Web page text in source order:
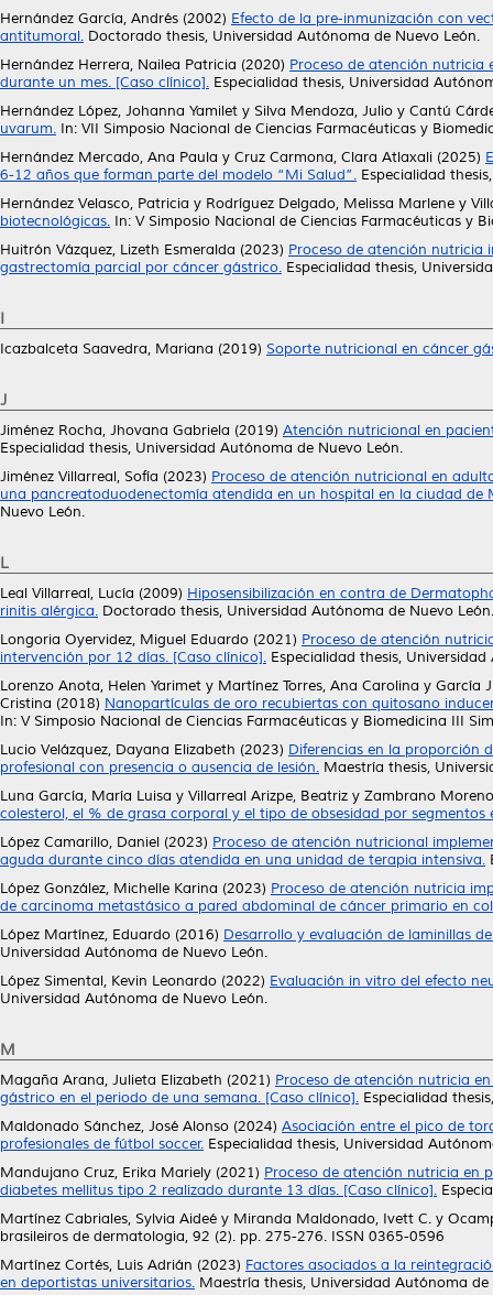
Hernández García, Andrés (2002) Efecto de la pre-inmunización con
antitumoral. Doctorado thesis, Universidad Autónoma de Nuevo León.
Hernández Herrera, Nailea Patricia (2020) Proceso de atención
durante un mes. [Caso clínico]. Especialidad thesis, Universidad
Hernández López, Johanna Yamilet y Silva Mendoza, Julio y Cantú
uvarum. In: VII Simposio Nacional de Ciencias Farmacéuticas y
Hernández Mercado, Ana Paula y Cruz Carmona, Clara Atlaxali (2025)
6-12 años que forman parte del modelo “Mi Salud”. Especialidad
Hernández Velasco, Patricia y Rodríguez Delgado, Melissa Marlene y
biotecnológicas. In: V Simposio Nacional de Ciencias Farmacéuticas y
Huitrón Vázquez, Lizeth Esmeralda (2023) Proceso de atención nutricia
gastrectomía parcial por cáncer gástrico. Especialidad thesis,
I
Icazbalceta Saavedra, Mariana (2019) Soporte nutricional en cáncer
J
Jiménez Rocha, Jhovana Gabriela (2019) Atención nutricional en
Especialidad thesis, Universidad Autónoma de Nuevo León.
Jiménez Villarreal, Sofía (2023) Proceso de atención nutricional en
una pancreatoduodenectomía atendida en un hospital en la ciudad de
Nuevo León.
L
Leal Villarreal, Lucía (2009) Hiposensibilización en contra de
rinitis alérgica. Doctorado thesis, Universidad Autónoma de Nuevo León.
Longoria Oyervidez, Miguel Eduardo (2021) Proceso de atención
intervención por 12 días. [Caso clínico]. Especialidad thesis,
Lorenzo Anota, Helen Yarimet y Martínez Torres, Ana Carolina y García
Cristina (2018) Nanopartículas de oro recubiertas con quitosano
In: V Simposio Nacional de Ciencias Farmacéuticas y Biomedicina III
Lucio Velázquez, Dayana Elizabeth (2023) Diferencias en la proporción
profesional con presencia o ausencia de lesión. Maestría thesis,
Luna García, María Luisa y Villarreal Arizpe, Beatriz y Zambrano
colesterol, el % de grasa corporal y el tipo de obsesidad por segmentos
López Camarillo, Daniel (2023) Proceso de atención nutricional
aguda durante cinco días atendida en una unidad de terapia intensiva.
López González, Michelle Karina (2023) Proceso de atención nutricia
de carcinoma metastásico a pared abdominal de cáncer primario en
López Martínez, Eduardo (2016) Desarrollo y evaluación de laminillas
Universidad Autónoma de Nuevo León.
López Simental, Kevin Leonardo (2022) Evaluación in vitro del efecto
Universidad Autónoma de Nuevo León.
M
Magaña Arana, Julieta Elizabeth (2021) Proceso de atención nutricia
gástrico en el periodo de una semana. [Caso clínico]. Especialidad
Maldonado Sánchez, José Alonso (2024) Asociación entre el pico de
profesionales de fútbol soccer. Especialidad thesis, Universidad
Mandujano Cruz, Erika Mariely (2021) Proceso de atención nutricia en
diabetes mellitus tipo 2 realizado durante 13 días. [Caso clínico].
Martínez Cabriales, Sylvia Aideé y Miranda Maldonado, Ivett C. y
brasileiros de dermatologia, 92 (2). pp. 275-276. ISSN 0365-0596
Martínez Cortés, Luis Adrián (2023) Factores asociados a la
en deportistas universitarios. Maestría thesis, Universidad Autónoma de